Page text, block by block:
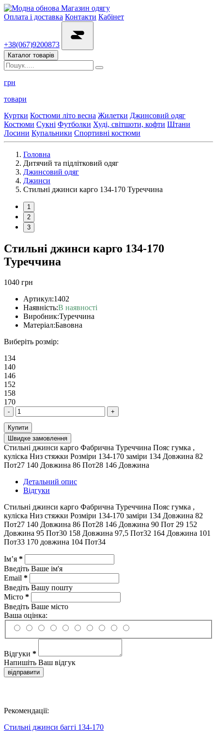
Магазин одягу
Оплата і доставка Контакти Кабінет
+38(067)9200873
Каталог товарів
грн
товари
Куртки Костюми літо весна Жилетки Джинсовий одяг
Костюми Сукні Футболки Худі, світшоти, кофти Штани
Лосини Купальники Спортивні костюми
Головна
Дитячий та підлітковий одяг
Джинсовий одяг
Джинси
Стильні джинси карго 134-170 Туреччина
1
2
3
Стильні джинси карго 134-170
Туреччина
1040 грн
Артикул:1402
Наявність:В наявності
Виробник:Туреччина
Матеріал:Бавовна
Виберіть розмір:
134
140
146
152
158
170
- +
Купити
Швидке замовлення
Стильні джинси карго Фабрична Туреччина Пояс гумка ,
куліска Низ стяжки Розміри 134-170 заміри 134 Довжина 82
Пот27 140 Довжина 86 Пот28 146 Довжина
Детальний опис
Відгуки
Стильні джинси карго Фабрична Туреччина Пояс гумка ,
куліска Низ стяжки Розміри 134-170 заміри 134 Довжина 82
Пот27 140 Довжина 86 Пот28 146 Довжина 90 Пот 29 152
Довжина 95 Пот30 158 Довжина 97,5 Пот32 164 Довжина 101
Пот33 170 довжина 104 Пот34
Ім’я *
Введіть Ваше ім'я
Email *
Введіть Вашу пошту
Місто *
Введіть Ваше місто
Ваша оцінка:
Відгуки *
Напишіть Ваш відгук
відправити
Рекомендації:
Стильні джинси баггі 134-170